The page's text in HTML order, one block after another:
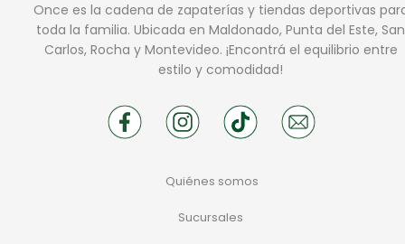
Once es la cadena de zapaterías y tiendas deportivas
toda la familia. Ubicada en Maldonado, Punta del Este, San
Carlos, Rocha y Montevideo. ¡Encontrá el equilibrio entre
estilo y comodidad!
Quiénes somos
Sucursales